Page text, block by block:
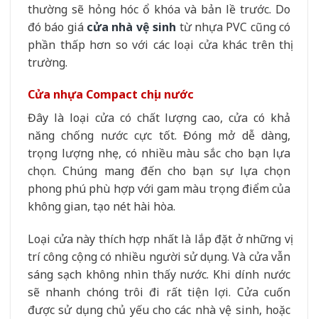
thường sẽ hỏng hóc ổ khóa và bản lề trước. Do
đó báo giá cửa nhà vệ sinh từ nhựa PVC cũng có
phần thấp hơn so với các loại cửa khác trên thị
trường.
Cửa nhựa Compact chịu nước
Đây là loại cửa có chất lượng cao, cửa có khả
năng chống nước cực tốt. Đóng mở dễ dàng,
trọng lượng nhẹ, có nhiều màu sắc cho bạn lựa
chọn. Chúng mang đến cho bạn sự lựa chọn
phong phú phù hợp với gam màu trọng điểm của
không gian, tạo nét hài hòa.
Loại cửa này thích hợp nhất là lắp đặt ở những vị
trí công cộng có nhiều người sử dụng. Và cửa vẫn
sáng sạch không nhìn thấy nước. Khi dính nước
sẽ nhanh chóng trôi đi rất tiện lợi. Cửa cuốn
được sử dụng chủ yếu cho các nhà vệ sinh, hoặc